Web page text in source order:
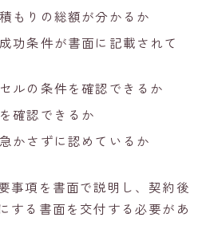
もりの総額が分かるか
功条件が書面に記載されて
ルの条件を確認できるか
確認できるか
かさずに認めているか
事項を書面で説明し、契約後
する書面を交付する必要があ